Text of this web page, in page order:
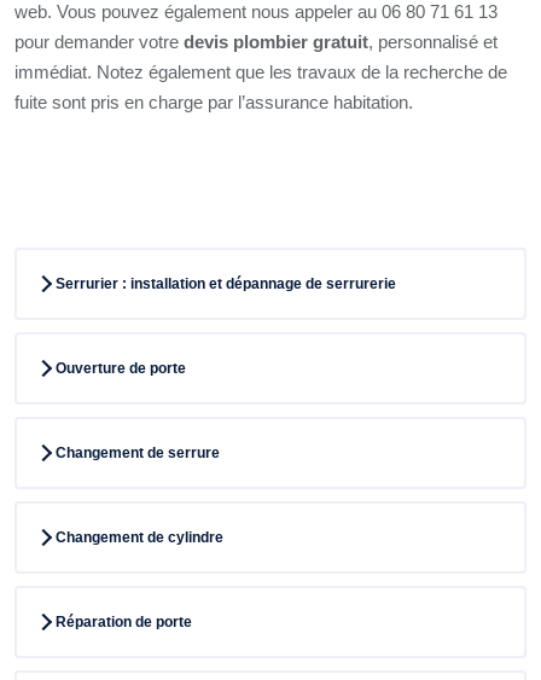
web. Vous pouvez également nous appeler au 06 80 71 61 13
pour demander votre devis plombier gratuit, personnalisé et
immédiat. Notez également que les travaux de la recherche de
fuite sont pris en charge par l’assurance habitation.
Serrurier : installation et dépannage de serrurerie
Ouverture de porte
Changement de serrure
Changement de cylindre
Réparation de porte